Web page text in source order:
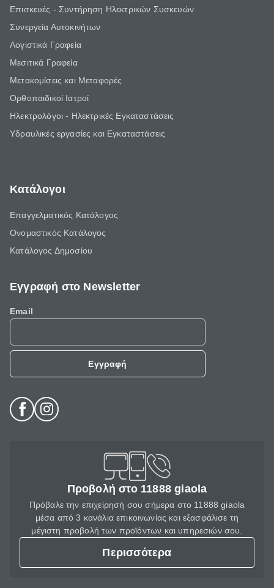
Επισκευές - Συντήρηση Ηλεκτρικών Συσκευών
Συνεργεία Αυτοκινήτων
Λογιστικά Γραφεία
Μεσιτικά Γραφεία
Μετακομίσεις και Μεταφορές
Ορθοπαιδικοί Ιατροί
Ηλεκτρολόγοι - Ηλεκτρικές Εγκαταστάσεις
Υδραυλικές εργασίες και Εγκαταστάσεις
Κατάλογοι
Επαγγελματικός Κατάλογος
Ονομαστικός Κατάλογος
Κατάλογος Δημοσίου
Εγγραφή στο Newsletter
Email
Εγγραφή
Προβολή στο 11888 giaola
Πρόβαλε την επιχείρησή σου σήμερα στο 11888 giaola
μέσα από 3 κανάλια επικοινωνίας και εξασφάλισε τη
μέγιστη προβολή των προϊόντων και υπηρεσιών σου.
Περισσότερα